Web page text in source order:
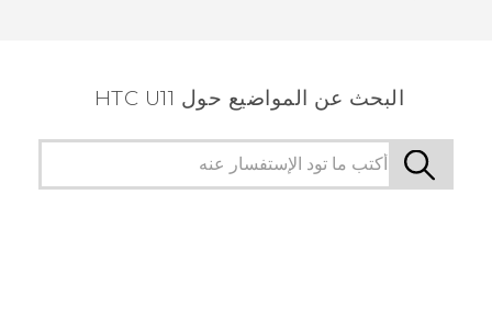
البحث عن المواضيع حول HTC U11